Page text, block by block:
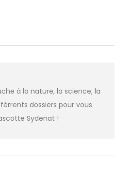
à la nature, la science, la
dossiers pour vous
Sydenat !